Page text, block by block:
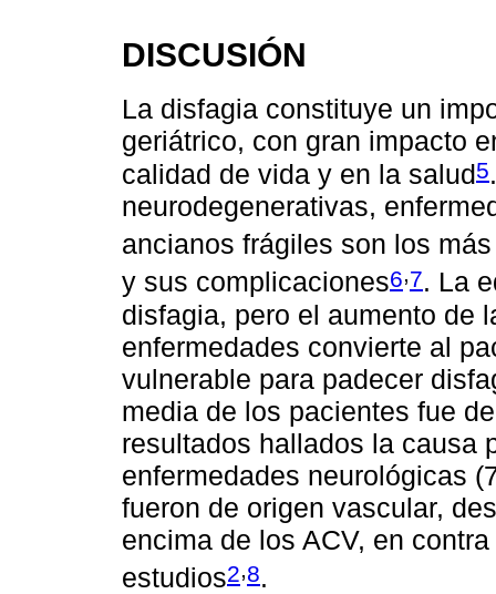
DISCUSIÓN
La disfagia constituye un
geriátrico, con gran impacto
calidad de vida y en la salud5
neurodegenerativas,
ancianos frágiles son los
y sus complicaciones6,7. La
disfagia, pero el aumento de
enfermedades convierte al
vulnerable para padecer
media de los pacientes fue
resultados hallados la causa
enfermedades neurológicas
fueron de origen vascular,
encima de los ACV, en
estudios2,8.